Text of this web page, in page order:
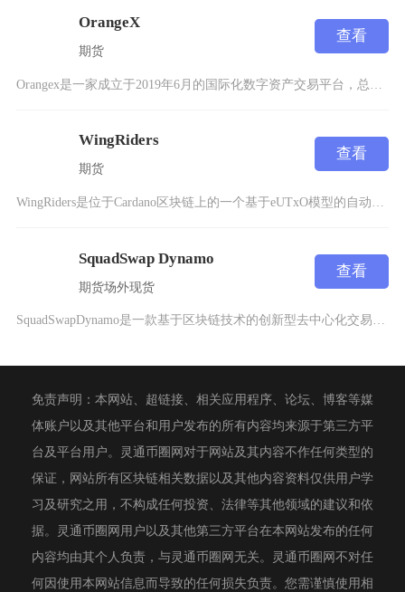
OrangeX
期货
查看
WingRiders
期货
查看
SquadSwap Dynamo
期货场外现货
查看
SquadSwapDynamo是一款基于区块链技术的创新型去中心化交易所（DEX），专注于
免责声明：本网站、超链接、相关应用程序、论坛、博客等媒
体账户以及其他平台和用户发布的所有内容均来源于第三方平
台及平台用户。灵通币圈网对于网站及其内容不作任何类型的
保证，网站所有区块链相关数据以及其他内容资料仅供用户学
习及研究之用，不构成任何投资、法律等其他领域的建议和依
据。灵通币圈网用户以及其他第三方平台在本网站发布的任何
内容均由其个人负责，与灵通币圈网无关。灵通币圈网不对任
何因使用本网站信息而导致的任何损失负责。您需谨慎使用相